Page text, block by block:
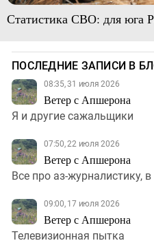
Статистика СВО: для юга
ПОСЛЕДНИЕ ЗАПИСИ В
08:35, 31 июля 2026
Ветер с Апшерона
Я и другие сажальщики
07:50, 22 июля 2026
Ветер с Апшерона
Все про аз-журналистику,
09:00, 17 июля 2026
Ветер с Апшерона
Телевизионная пытка